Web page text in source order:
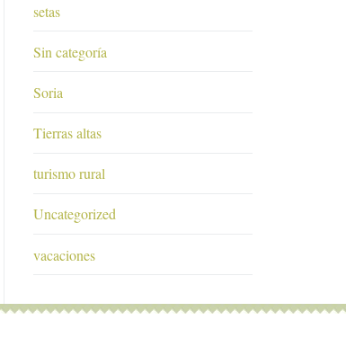
setas
Sin categoría
Soria
Tierras altas
turismo rural
Uncategorized
vacaciones